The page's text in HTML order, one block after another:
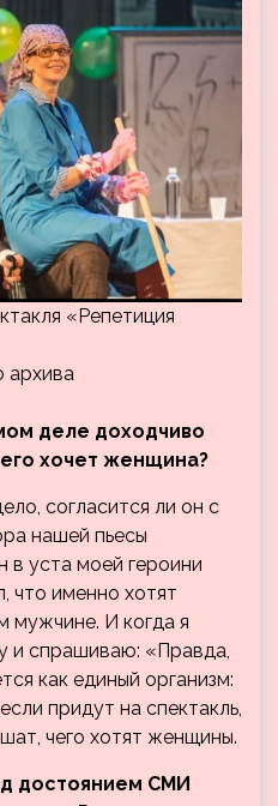
«Репетиция
архива
деле доходчиво
хочет женщина?
согласится ли он с
нашей пьесы
в уста моей героини
что именно хотят
мужчине. И когда я
и спрашиваю: «Правда,
как единый организм:
придут на спектакль,
чего хотят женщины.
достоянием СМИ